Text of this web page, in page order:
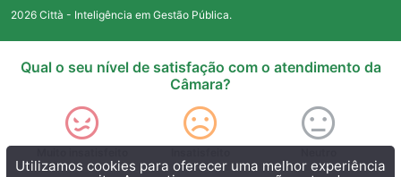
2026 Città - Inteligência em Gestão Pública.
Utilizamos cookies para oferecer uma melhor experiência
Qual o seu nível de satisfação com o atendimento da
Câmara?